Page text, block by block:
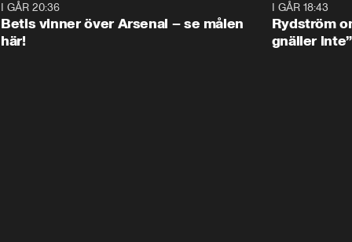
I GÅR 20:36
Betis vinner över Arsenal – se målen
här!
I GÅR 18:43
Rydström
gnäller inte”